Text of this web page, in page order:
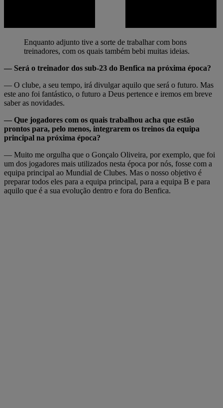
Enquanto adjunto tive a sorte de trabalhar com bons
treinadores, com os quais também bebi muitas ideias.
— Será o treinador dos sub-23 do Benfica na próxima época?
— O clube, a seu tempo, irá divulgar aquilo que será o futuro. Mas
este ano foi fantástico, o futuro a Deus pertence e iremos em breve
saber as novidades.
— Que jogadores com os quais trabalhou acha que estão
prontos para, pelo menos, integrarem os treinos da equipa
principal na próxima época?
— Muito me orgulha que o Gonçalo Oliveira, por exemplo, que foi
um dos jogadores mais utilizados nesta época por nós, fosse com a
equipa principal ao Mundial de Clubes. Mas o nosso objetivo é
preparar todos eles para a equipa principal, para a equipa B e para
aquilo que é a sua evolução dentro e fora do Benfica.